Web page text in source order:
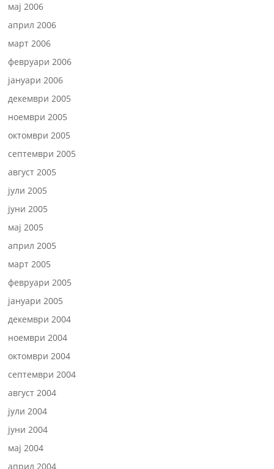
мај 2006
април 2006
март 2006
февруари 2006
јануари 2006
декември 2005
ноември 2005
октомври 2005
септември 2005
август 2005
јули 2005
јуни 2005
мај 2005
април 2005
март 2005
февруари 2005
јануари 2005
декември 2004
ноември 2004
октомври 2004
септември 2004
август 2004
јули 2004
јуни 2004
мај 2004
април 2004